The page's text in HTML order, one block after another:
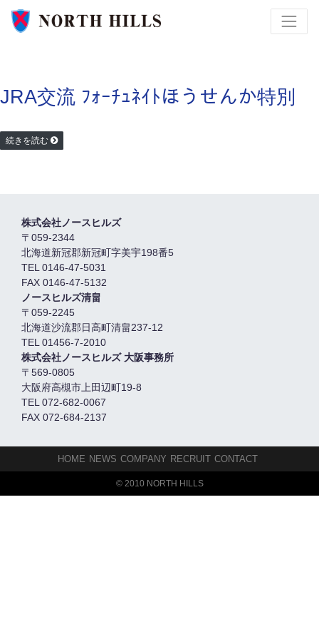
JRA交流 ﾌｫｰﾁｭﾈｲﾄほうせんか特別
続きを読む
株式会社ノースヒルズ
〒059-2344
北海道新冠郡新冠町字美宇198番5
TEL 0146-47-5031
FAX 0146-47-5132
ノースヒルズ清畠
〒059-2245
北海道沙流郡日高町清畠237-12
TEL 01456-7-2010
株式会社ノースヒルズ 大阪事務所
〒569-0805
大阪府高槻市上田辺町19-8
TEL 072-682-0067
FAX 072-684-2137
HOME NEWS COMPANY RECRUIT CONTACT
© 2010 NORTH HILLS